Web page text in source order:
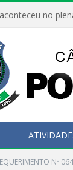
Nº